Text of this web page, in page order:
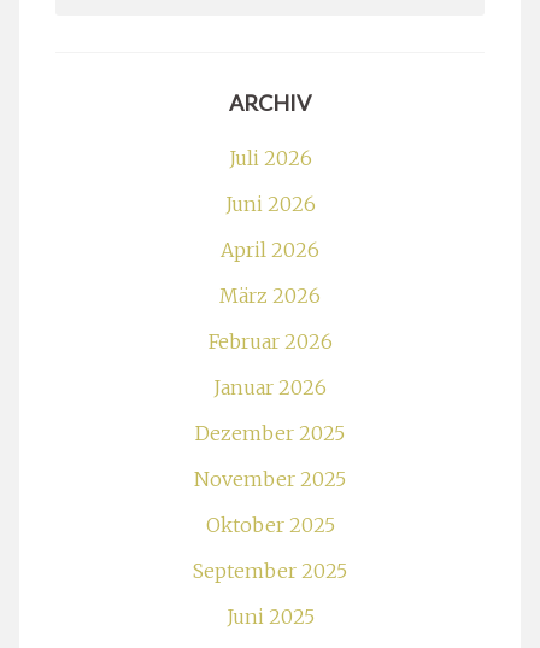
ARCHIV
Juli 2026
Juni 2026
April 2026
März 2026
Februar 2026
Januar 2026
Dezember 2025
November 2025
Oktober 2025
September 2025
Juni 2025